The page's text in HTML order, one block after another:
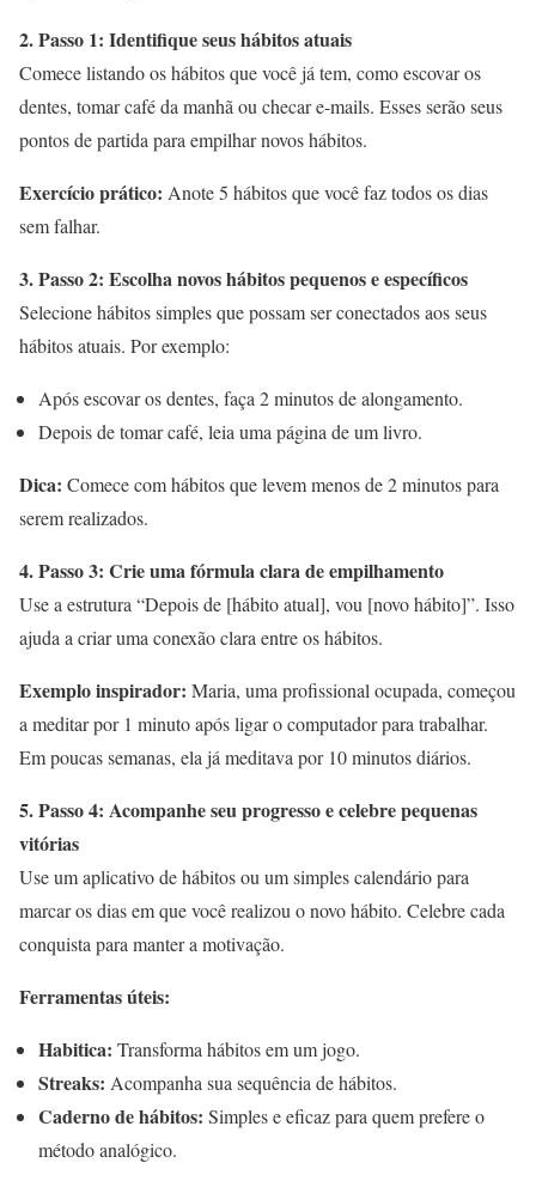
2. Passo 1: Identifique seus hábitos atuais
Comece listando os hábitos que você já tem, como escovar os
dentes, tomar café da manhã ou checar e-mails. Esses serão seus
pontos de partida para empilhar novos hábitos.
Exercício prático: Anote 5 hábitos que você faz todos os dias
sem falhar.
3. Passo 2: Escolha novos hábitos pequenos e específicos
Selecione hábitos simples que possam ser conectados aos seus
hábitos atuais. Por exemplo:
Após escovar os dentes, faça 2 minutos de alongamento.
Depois de tomar café, leia uma página de um livro.
Dica: Comece com hábitos que levem menos de 2 minutos para
serem realizados.
4. Passo 3: Crie uma fórmula clara de empilhamento
Use a estrutura “Depois de [hábito atual], vou [novo hábito]”. Isso
ajuda a criar uma conexão clara entre os hábitos.
Exemplo inspirador: Maria, uma profissional ocupada, começou
a meditar por 1 minuto após ligar o computador para trabalhar.
Em poucas semanas, ela já meditava por 10 minutos diários.
5. Passo 4: Acompanhe seu progresso e celebre pequenas
vitórias
Use um aplicativo de hábitos ou um simples calendário para
marcar os dias em que você realizou o novo hábito. Celebre cada
conquista para manter a motivação.
Ferramentas úteis:
Habitica: Transforma hábitos em um jogo.
Streaks: Acompanha sua sequência de hábitos.
Caderno de hábitos: Simples e eficaz para quem prefere o
método analógico.